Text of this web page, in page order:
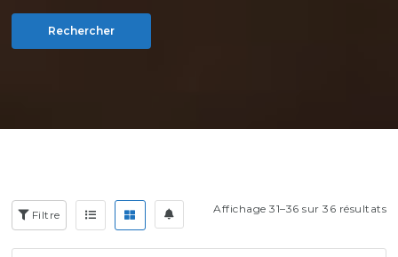
Rechercher
Filtre Affichage 31–36 sur 36 résultats